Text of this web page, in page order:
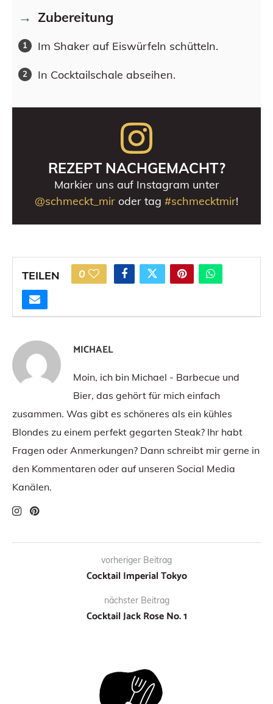
Zubereitung
Im Shaker auf Eiswürfeln schütteln.
In Cocktailschale abseihen.
REZEPT NACHGEMACHT?
Markier uns auf Instagram unter
@schmeckt_mir oder tag #schmecktmir!
TEILEN 0
MICHAEL
Moin, ich bin Michael - Barbecue und
Bier, das gehört für mich einfach
zusammen. Was gibt es schöneres als ein kühles
Blondes zu einem perfekt gegarten Steak? Ihr habt
Fragen oder Anmerkungen? Dann schreibt mir gerne in
den Kommentaren oder auf unseren Social Media
Kanälen.
vorheriger Beitrag
Cocktail Imperial Tokyo
nächster Beitrag
Cocktail Jack Rose No. 1